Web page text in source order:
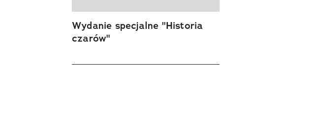
Wydanie specjalne "Historia
czarów"